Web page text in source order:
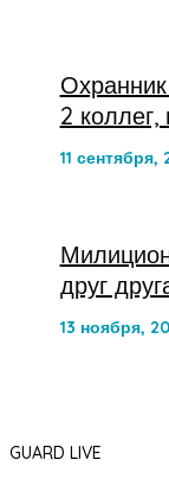
2 коллег,
11 сентября,
друг
13 ноября,
GUARD LIVE